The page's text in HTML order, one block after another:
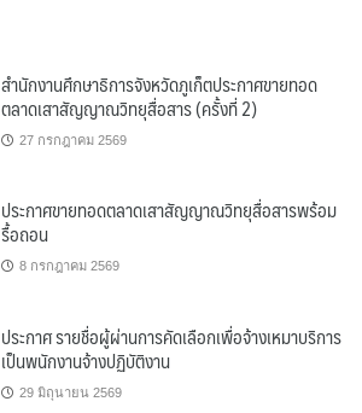
สำนักงานศึกษาธิการจังหวัดภูเก็ตประกาศขายทอด
ตลาดเสาสัญญาณวิทยุสื่อสาร (ครั้งที่ 2)
27 กรกฎาคม 2569
ประกาศขายทอดตลาดเสาสัญญาณวิทยุสื่อสารพร้อม
รื้อถอน
8 กรกฎาคม 2569
ประกาศ รายชื่อผู้ผ่านการคัดเลือกเพื่อจ้างเหมาบริการ
เป็นพนักงานจ้างปฏิบัติงาน
29 มิถุนายน 2569